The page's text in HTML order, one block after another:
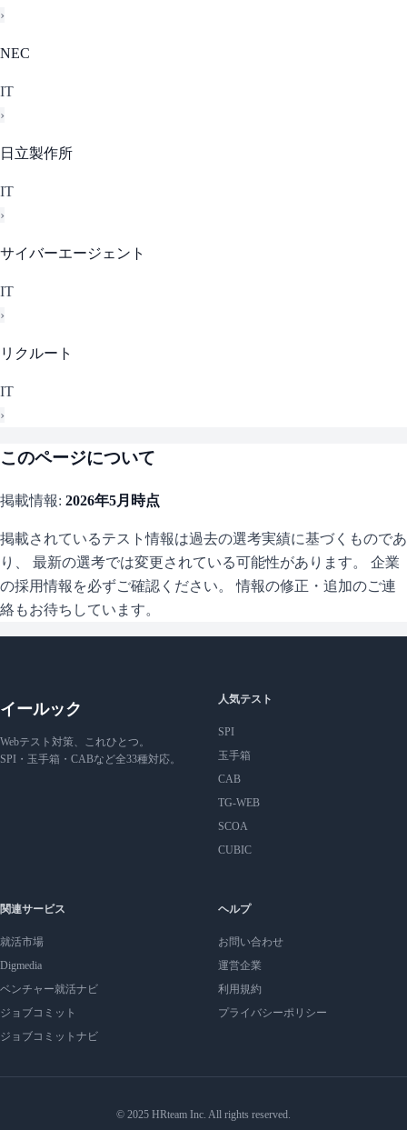
›
NEC
IT
›
日立製作所
IT
›
サイバーエージェント
IT
›
リクルート
IT
›
このページについて
掲載情報: 2026年5月 時点
掲載されているテスト情報は過去の選考実績に基づくものであ
り、 最新の選考では変更されている可能性があります。 企業
の採用情報を必ずご確認ください。 情報の修正・追加のご連
絡もお待ちしています。
イールック
Webテスト対策、これひとつ。
SPI・玉手箱・CABなど全33種対応。
人気テスト
SPI
玉手箱
CAB
TG-WEB
SCOA
CUBIC
関連サービス
就活市場
Digmedia
ベンチャー就活ナビ
ジョブコミット
ジョブコミットナビ
ヘルプ
お問い合わせ
運営企業
利用規約
プライバシーポリシー
© 2025 HRteam Inc. All rights reserved.